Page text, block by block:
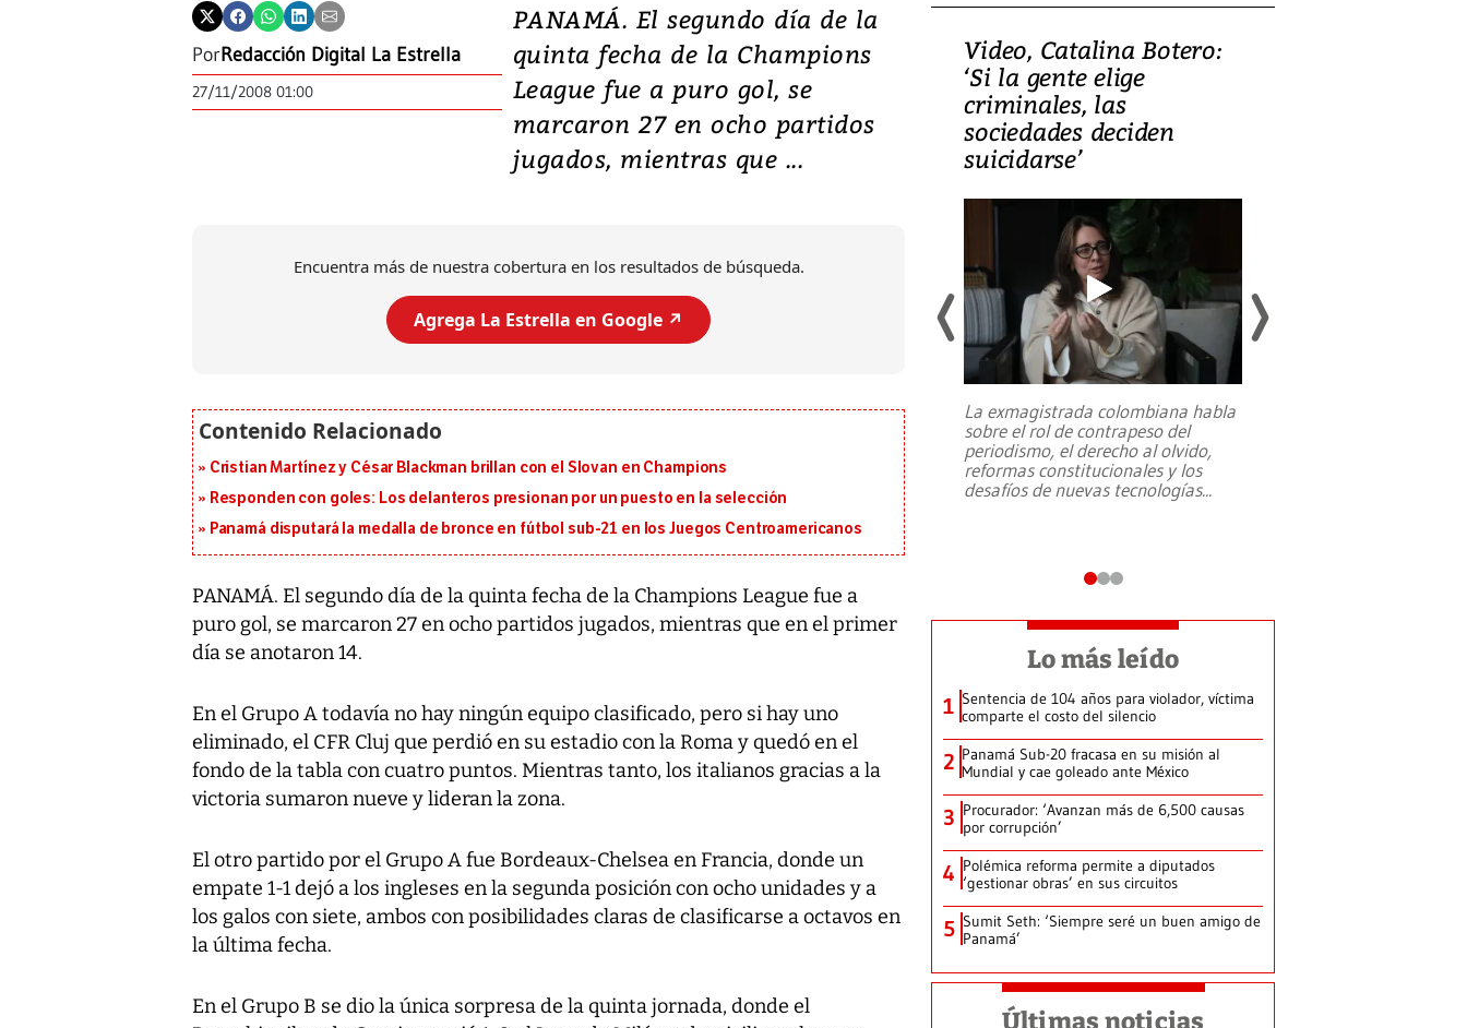
PorRedacción Digital La Estrella
27/11/2008 01:00
PANAMÁ. El segundo día de la
quinta fecha de la Champions
League fue a puro gol, se
marcaron 27 en ocho partidos
jugados, mientras que ...
Encuentra más de nuestra cobertura en los resultados de búsqueda.
Agrega La Estrella en Google ↗️
Cristian Martínez y César Blackman brillan con el Slovan en Champions
Responden con goles: Los delanteros presionan por un puesto en la selección
Panamá disputará la medalla de bronce en fútbol sub-21 en los Juegos Centroamericanos
PANAMÁ. El segundo día de la quinta fecha de la Champions League fue a
puro gol, se marcaron 27 en ocho partidos jugados, mientras que en el primer
día se anotaron 14.
En el Grupo A todavía no hay ningún equipo clasificado, pero si hay uno
eliminado, el CFR Cluj que perdió en su estadio con la Roma y quedó en el
fondo de la tabla con cuatro puntos. Mientras tanto, los italianos gracias a la
victoria sumaron nueve y lideran la zona.
El otro partido por el Grupo A fue Bordeaux-Chelsea en Francia, donde un
empate 1-1 dejó a los ingleses en la segunda posición con ocho unidades y a
los galos con siete, ambos con posibilidades claras de clasificarse a octavos en
la última fecha.
En el Grupo B se dio la única sorpresa de la quinta jornada, donde el
Video, Japón: Terremoto
deja heridos y graves
daños en Kumamoto
al sur de Japón, provocando una
Video, Catalina Botero:
‘Si la gente elige
criminales, las
sociedades deciden
suicidarse’
La exmagistrada colombiana habla
sobre el rol de contrapeso del
periodismo, el derecho al olvido,
reformas constitucionales y los
desafíos de nuevas tecnologías...
Lo más leído
1 Sentencia de 104 años para violador, víctima
comparte el costo del silencio
2 Panamá Sub-20 fracasa en su misión al
Mundial y cae goleado ante México
3 Procurador: ‘Avanzan más de 6,500 causas
por corrupción’
4 Polémica reforma permite a diputados
‘gestionar obras’ en sus circuitos
5 Sumit Seth: ‘Siempre seré un buen amigo de
Panamá’
Últimas noticias